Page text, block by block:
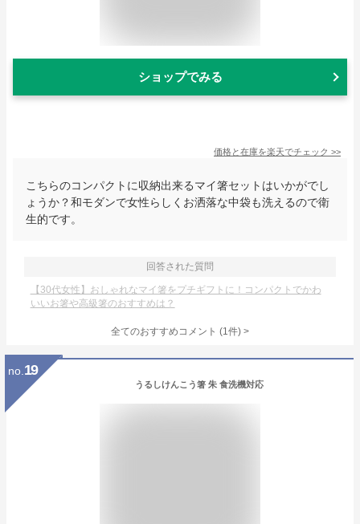
ショップでみる
価格と在庫を楽天でチェック >>
こちらのコンパクトに収納出来るマイ箸セットはいかがでし
ょうか？和モダンで女性らしくお洒落な中袋も洗えるので衛
生的です。
回答された質問
【30代女性】おしゃれなマイ箸をプチギフトに！コンパクトでかわ
いいお箸や高級箸のおすすめは？
全てのおすすめコメント (1件) >
no. 19
うるしけんこう箸 朱 食洗機対応